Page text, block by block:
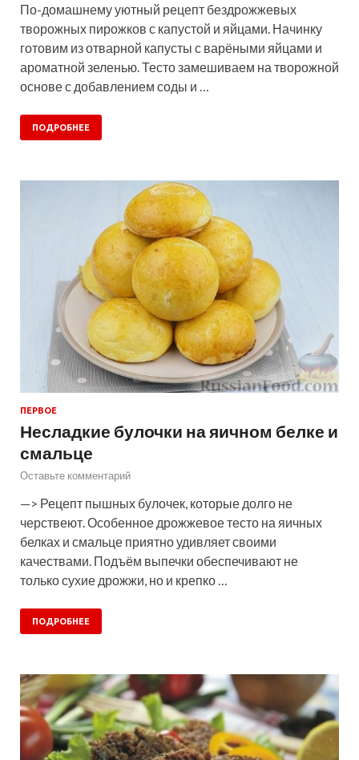
По-домашнему уютный рецепт бездрожжевых
творожных пирожков с капустой и яйцами. Начинку
готовим из отварной капусты с варёными яйцами и
ароматной зеленью. Тесто замешиваем на творожной
основе с добавлением соды и …
ПОДРОБНЕЕ
ПЕРВОЕ
Несладкие булочки на яичном белке и
смальце
Оставьте комментарий
—> Рецепт пышных булочек, которые долго не
черствеют. Особенное дрожжевое тесто на яичных
белках и смальце приятно удивляет своими
качествами. Подъём выпечки обеспечивают не
только сухие дрожжи, но и крепко …
ПОДРОБНЕЕ